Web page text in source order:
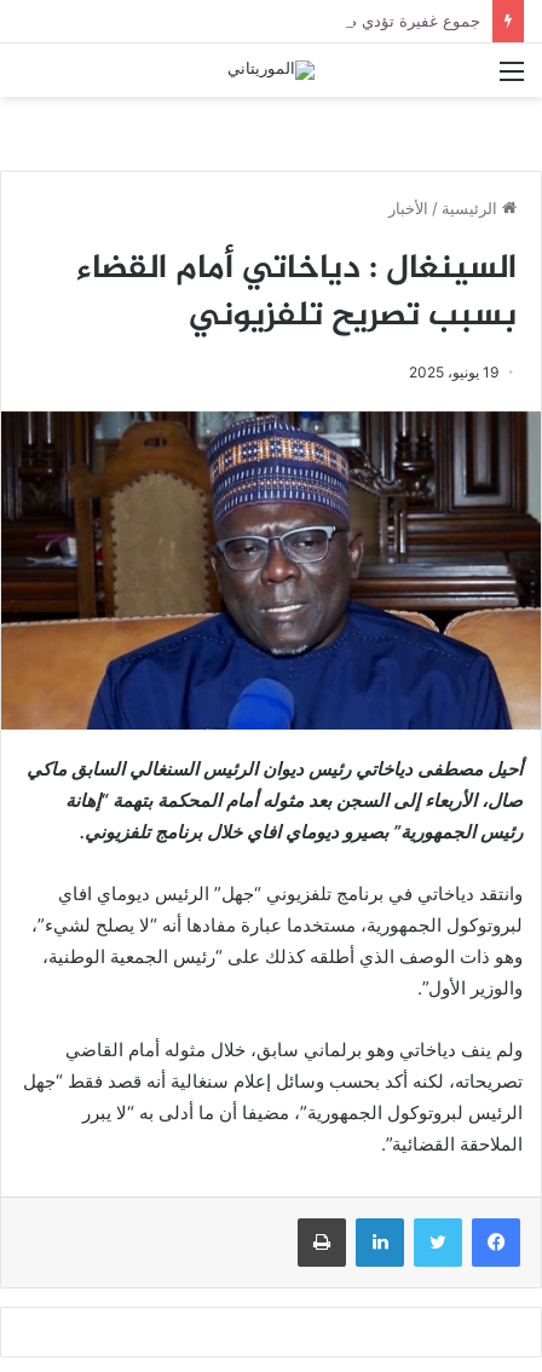
القائمة
الرئيسية / الأخبار
السينغال : دياخاتي أمام القضاء
بسبب تصريح تلفزيوني
19 يونيو، 2025
أحيل مصطفى دياخاتي رئيس ديوان الرئيس السنغالي السابق ماكي
صال، الأربعاء إلى السجن بعد مثوله أمام المحكمة بتهمة “إهانة
رئيس الجمهورية” بصيرو ديوماي افاي خلال برنامج تلفزيوني.
وانتقد دياخاتي في برنامج تلفزيوني “جهل” الرئيس ديوماي افاي
لبروتوكول الجمهورية، مستخدما عبارة مفادها أنه “لا يصلح لشيء”،
وهو ذات الوصف الذي أطلقه كذلك على “رئيس الجمعية الوطنية،
والوزير الأول”.
ولم ينف دياخاتي وهو برلماني سابق، خلال مثوله أمام القاضي
تصريحاته، لكنه أكد بحسب وسائل إعلام سنغالية أنه قصد فقط “جهل
الرئيس لبروتوكول الجمهورية”، مضيفا أن ما أدلى به “لا يبرر
الملاحقة القضائية”.
فيسبوك تويتر لينكدإن طباعة